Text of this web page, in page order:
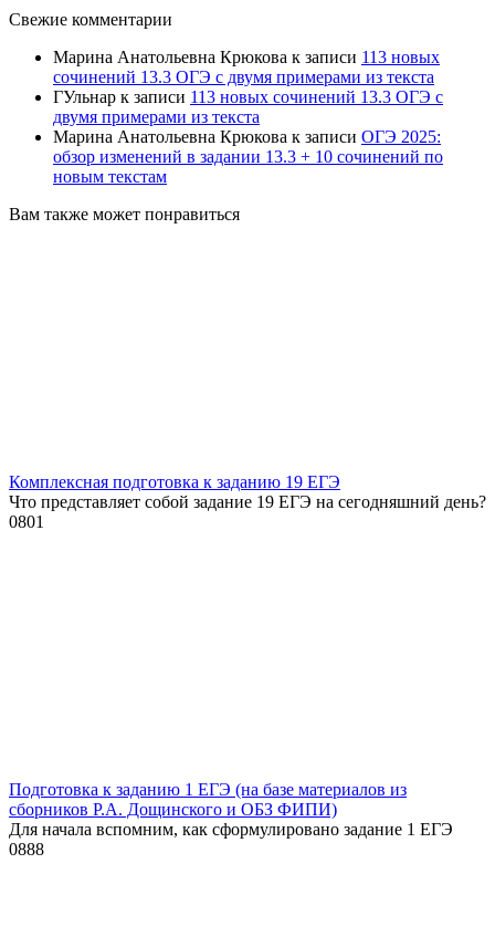
Свежие комментарии
Марина Анатольевна Крюкова к записи 113 новых
сочинений 13.3 ОГЭ с двумя примерами из текста
ГУльнар к записи 113 новых сочинений 13.3 ОГЭ с
двумя примерами из текста
Марина Анатольевна Крюкова к записи ОГЭ 2025:
обзор изменений в задании 13.3 + 10 сочинений по
новым текстам
Вам также может понравиться
Комплексная подготовка к заданию 19 ЕГЭ
Что представляет собой задание 19 ЕГЭ на сегодняшний день?
0801
Подготовка к заданию 1 ЕГЭ (на базе материалов из
сборников Р.А. Дощинского и ОБЗ ФИПИ)
Для начала вспомним, как сформулировано задание 1 ЕГЭ
0888